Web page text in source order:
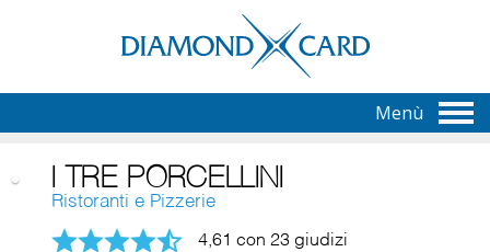
Menù
I TRE PORCELLINI
Ristoranti e Pizzerie
4,61 con 23 giudizi